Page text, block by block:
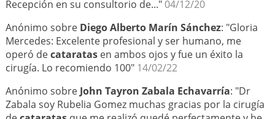
Recepción en su consultorio de..." 04/12/20
Anónimo sobre Diego Alberto Marín Sánchez: "Gloria
Mercedes: Excelente profesional y ser humano, me
operó decataratasen ambos ojos y fue un éxito la
cirugía. Lo recomiendo 100" 14/02/22
Anónimo sobreJohn Tayron Zabala Echavarría: "Dr
Zabala soy Rubelia Gomez muchas gracias por la cirugía